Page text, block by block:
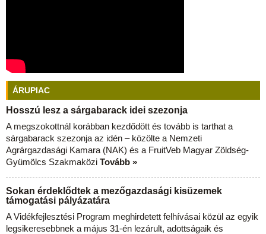
ÁRUPIAC
Hosszú lesz a sárgabarack idei szezonja
A megszokottnál korábban kezdődött és tovább is tarthat a
sárgabarack szezonja az idén – közölte a Nemzeti
Agrárgazdasági Kamara (NAK) és a FruitVeb Magyar Zöldség-
Gyümölcs Szakmaközi Tovább »
Sokan érdeklődtek a mezőgazdasági kisüzemek
támogatási pályázatára
A Vidékfejlesztési Program meghirdetett felhívásai közül az egyik
legsikeresebbnek a május 31-én lezárult, adottságaik és